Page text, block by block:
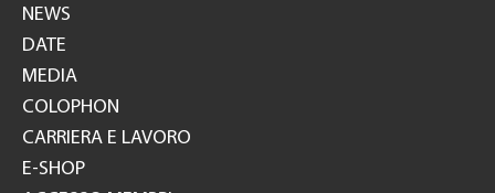
NEWS
DATE
MEDIA
COLOPHON
CARRIERA E LAVORO
E-SHOP